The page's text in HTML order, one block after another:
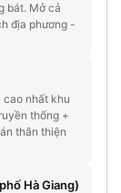
bát. Mở cả
địa phương -
cao nhất khu
thống +
thân thiện
Hà Giang)